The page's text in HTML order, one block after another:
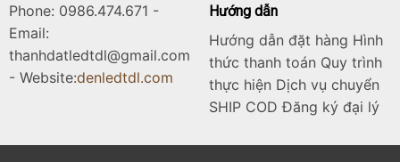
Phone: 0986.474.671 -
Email:
thanhdatledtdl@gmail.com
- Website:denledtdl.com
Hướng dẫn
Hướng dẫn đặt hàng Hình
thức thanh toán Quy trình
thực hiện Dịch vụ chuyển
SHIP COD Đăng ký đại lý